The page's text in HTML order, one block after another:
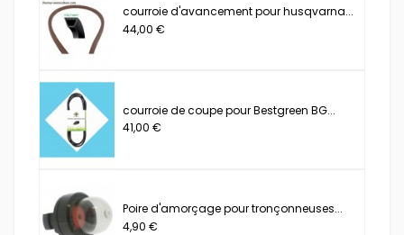
courroie d'avancement pour husqvarna...
44,00 €
courroie de coupe pour Bestgreen BG...
41,00 €
Poire d'amorçage pour tronçonneuses...
4,90 €